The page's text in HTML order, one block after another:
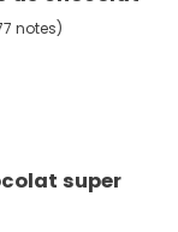
notes)
super